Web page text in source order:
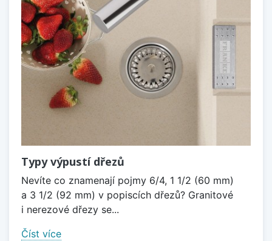
Typy výpustí dřezů
Nevíte co znamenají pojmy 6/4, 1 1/2 (60 mm)
a 3 1/2 (92 mm) v popiscích dřezů? Granitové
i nerezové dřezy se...
Číst více